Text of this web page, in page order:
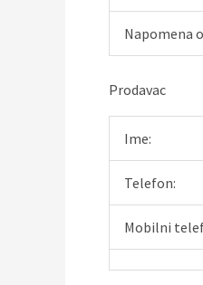
Napomena
Prodavac
Ime:
Telefon:
Mobilni